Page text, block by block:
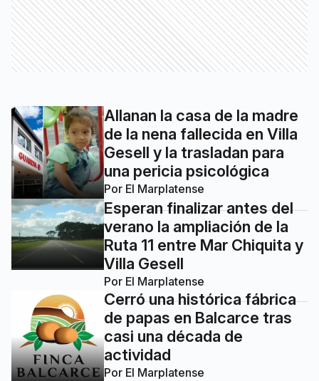
Allanan la casa de la madre
de la nena fallecida en Villa
Gesell y la trasladan para
una pericia psicológica
Por El Marplatense
Esperan finalizar antes del
verano la ampliación de la
Ruta 11 entre Mar Chiquita y
Villa Gesell
Por El Marplatense
Cerró una histórica fábrica
de papas en Balcarce tras
casi una década de
actividad
Por El Marplatense